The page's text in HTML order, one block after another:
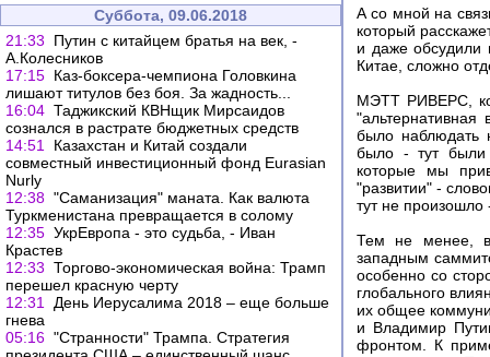
Суббота, 09.06.2018
21:33
Путин с китайцем братья на век, -
А.Колесников
17:15 Каз-боксера-чемпиона Головкина
лишают титулов без боя. За жадность...
16:04 Таджикский КВНщик Мирсаидов
сознался в растрате бюджетных средств
14:51
Казахстан и Китай создали
совместный инвестиционный фонд Eurasian
Nurly
12:38 "Саманизация" маната. Как валюта
Туркменистана превращается в солому
12:35 УкрЕвропа - это судьба, - Иван
Крастев
12:33 Торгово-экономическая война: Трамп
перешел красную черту
12:31
День Иерусалима 2018 – еще больше
гнева
05:16 "Странности" Трампа. Стратегия
А со мной на
который
и даже
Китае, сложно
МЭТТ РИВЕРС,
было наблюдать
было - тут были
которые мы
"развитии" -
тут не произошло
Тем не менее,
западным
особенно со
глобального
их общее
и Владимир
фронтом. К